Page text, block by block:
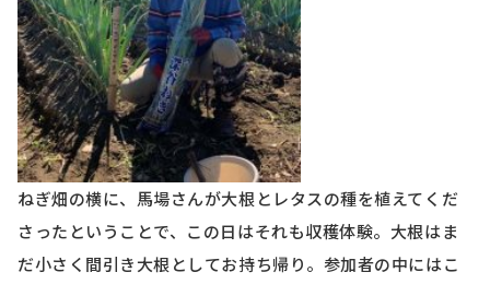
ねぎ畑の横に、馬場さんが大根とレタスの種を植えてくだ
さったということで、この日はそれも収穫体験。大根はま
だ小さく間引き大根としてお持ち帰り。参加者の中にはこ